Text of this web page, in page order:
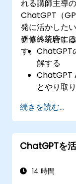
れる講師主導
ChatGPT（
発に活かした
クトへ統合す
す。
研修終了時に
ChatGPT
解する
ChatGPT
とやり取
ャットボ
GPT-4が
リケーシ
特定の用
続きを読む...
ChatGPTを
14 時間